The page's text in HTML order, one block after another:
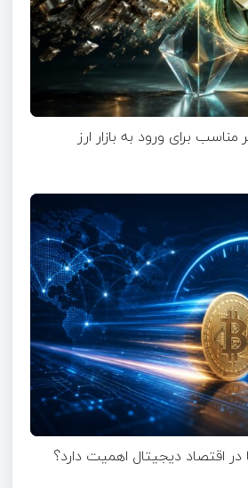
برای ورود به بازار ارز
اقتصاد دیجیتال اهمیت دارد؟